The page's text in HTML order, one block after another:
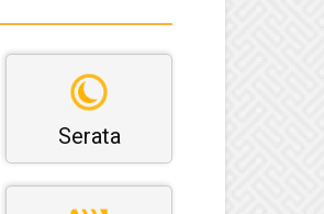
Serata